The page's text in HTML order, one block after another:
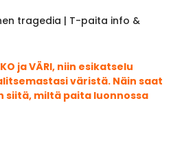
tragedia | T-paita info &
ja VÄRI, niin esikatselu
väristä. Näin saat
siitä, miltä paita luonnossa